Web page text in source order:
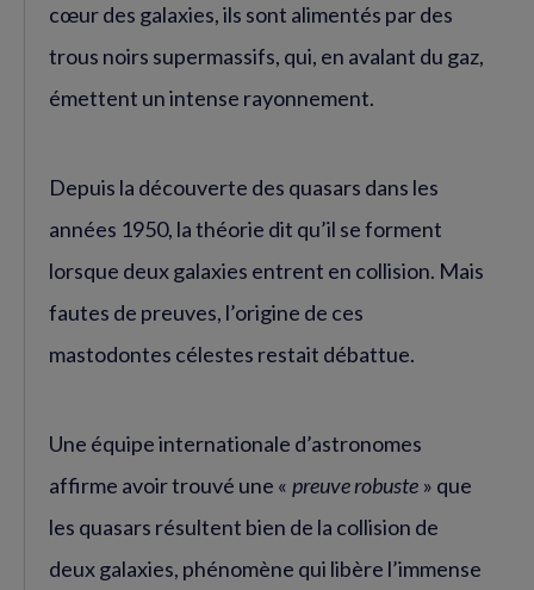
cœur des galaxies, ils sont alimentés par des
trous noirs supermassifs, qui, en avalant du gaz,
émettent un intense rayonnement.
Depuis la découverte des quasars dans les
années 1950, la théorie dit qu’il se forment
lorsque deux galaxies entrent en collision. Mais
fautes de preuves, l’origine de ces
mastodontes célestes restait débattue.
Une équipe internationale d’astronomes
affirme avoir trouvé une « preuve robuste » que
les quasars résultent bien de la collision de
deux galaxies, phénomène qui libère l’immense